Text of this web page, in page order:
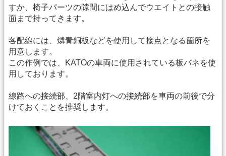
すか、椅子パーツの隙間にはめ込んでウエイトとの接触
面まで持ってきます。
各配線には、燐青銅板などを使用して接点となる箇所を
用意します。
この作例では、KATOの車両に使用されている板バネを使
用しております。
線路への接続部、2階室内灯への接続部を車両の前後で分
けておくことを推奨します。